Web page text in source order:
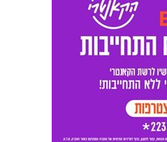
שמציגות את תנועת
השירה, כלי נגינה
שונים שנאספו מסביבת